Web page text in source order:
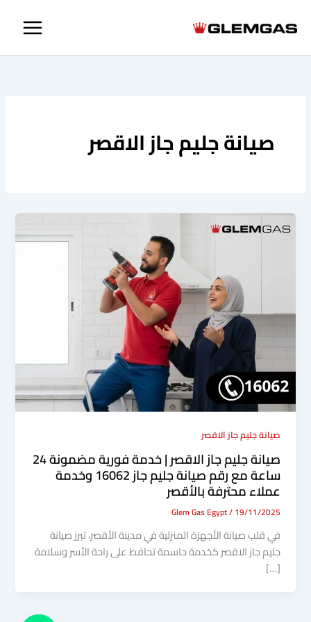
صيانة جليم جاز الاقصر
صيانة جليم جاز الاقصر
صيانة جليم جاز الاقصر | خدمة فورية مضمونة 24
ساعة مع رقم صيانة جليم جاز 16062 وخدمة
عملاء محترفة بالأقصر
Glem Gas Egypt/19/11/2025
في قلب صيانة الأجهزة المنزلية في مدينة الأقصر، تبرز صيانة
جليم جاز الاقصر كخدمة حاسمة تحافظ على راحة الأسر وسلامة
[…]